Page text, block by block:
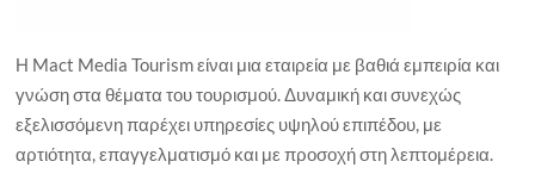
Η Mact Media Tourism είναι μια εταιρεία με βαθιά εμπειρία και
γνώση στα θέματα του τουρισμού. Δυναμική και συνεχώς
εξελισσόμενη παρέχει υπηρεσίες υψηλού επιπέδου, με
αρτιότητα, επαγγελματισμό και με προσοχή στη λεπτομέρεια.